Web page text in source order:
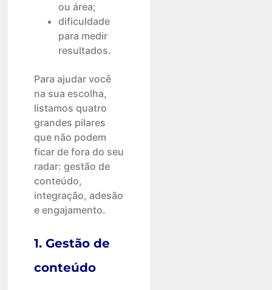
ou área;
dificuldade
para medir
resultados.
Para ajudar você
na sua escolha,
listamos quatro
grandes pilares
que não podem
ficar de fora do seu
radar: gestão de
conteúdo,
integração, adesão
e engajamento.
1. Gestão de
conteúdo